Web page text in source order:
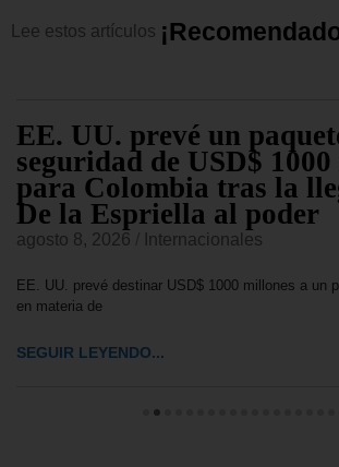
Lee estos artículos ¡Recomendad
EE. UU. prevé un
seguridad de USD$
para Colombia tras la
De la Espriella al poder
agosto 8, 2026 Internacionales
EE. UU. prevé destinar USD$ 1000 millones a un
en materia de
SEGUIR LEYENDO...